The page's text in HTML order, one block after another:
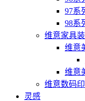
97系
98系
维意家具
维意
维意
维意数码
灵感